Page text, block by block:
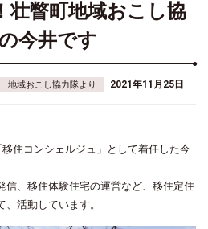
壮瞥町地域おこし協
今井です
地域おこし協力隊より 2021年11月25日
住コンシェルジュ」として着任した今
信、移住体験住宅の運営など、移住定住
活動しています。